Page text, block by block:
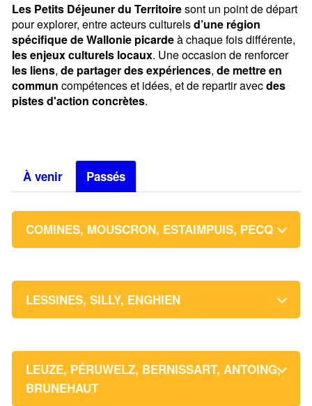
Les Petits Déjeuner du Territoiresont un point de départ
pour explorer, entre acteurs culturelsd’une région
spécifique de Wallonie picardeà chaque fois différente,
les enjeux culturels locaux. Une occasion de renforcer
les liens, de partager des expériences, de mettre en
commun compétences et idées, et de repartir avecdes
pistes d'action concrètes.
À venir Passés
COMINES, MOUSCRON, ESTAIMPUIS, PECQ
LESSINES, SILLY, ENGHIEN
LEUZE, PÉRUWELZ, BERNISSART, ANTOING,
BRUNEHAUT